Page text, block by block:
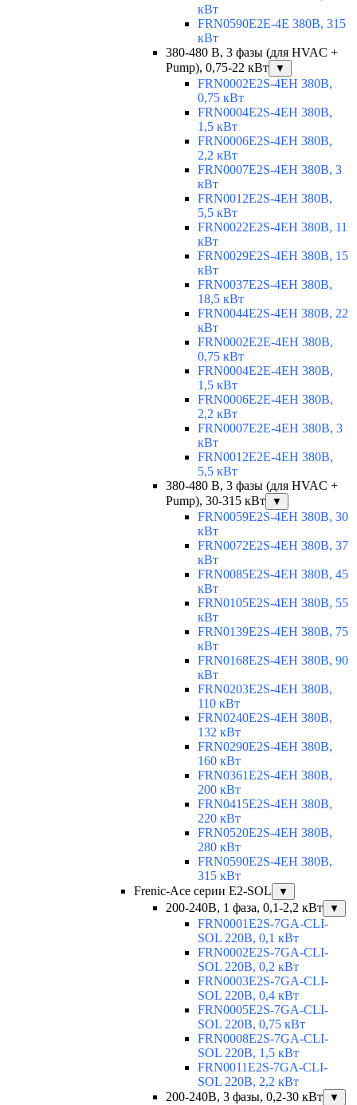
кВт
FRN0590E2E-4E 380В, 315
кВт
380-480 В, 3 фазы (для HVAC +
Pump), 0,75-22 кВт
▼
FRN0002E2S-4EH 380В,
0,75 кВт
FRN0004E2S-4EH 380В,
1,5 кВт
FRN0006E2S-4EH 380В,
2,2 кВт
FRN0007E2S-4EH 380В, 3
кВт
FRN0012E2S-4EH 380В,
5,5 кВт
FRN0022E2S-4EH 380В, 11
кВт
FRN0029E2S-4EH 380В, 15
кВт
FRN0037E2S-4EH 380В,
18,5 кВт
FRN0044E2S-4EH 380В, 22
кВт
FRN0002E2E-4EH 380В,
0,75 кВт
FRN0004E2E-4EH 380В,
1,5 кВт
FRN0006E2E-4EH 380В,
2,2 кВт
FRN0007E2E-4EH 380В, 3
кВт
FRN0012E2E-4EH 380В,
5,5 кВт
380-480 В, 3 фазы (для HVAC +
Pump), 30-315 кВт
▼
FRN0059E2S-4EH 380В, 30
кВт
FRN0072E2S-4EH 380В, 37
кВт
FRN0085E2S-4EH 380В, 45
кВт
FRN0105E2S-4EH 380В, 55
кВт
FRN0139E2S-4EH 380В, 75
кВт
FRN0168E2S-4EH 380В, 90
кВт
FRN0203E2S-4EH 380В,
110 кВт
FRN0240E2S-4EH 380В,
132 кВт
FRN0290E2S-4EH 380В,
160 кВт
FRN0361E2S-4EH 380В,
200 кВт
FRN0415E2S-4EH 380В,
220 кВт
FRN0520E2S-4EH 380В,
280 кВт
FRN0590E2S-4EH 380В,
315 кВт
Frenic-Ace серии E2-SOL
▼
200-240В, 1 фаза, 0,1-2,2 кВт ▼
FRN0001E2S-7GA-CLI-
SOL 220В, 0,1 кВт
FRN0002E2S-7GA-CLI-
SOL 220В, 0,2 кВт
FRN0003E2S-7GA-CLI-
SOL 220В, 0,4 кВт
FRN0005E2S-7GA-CLI-
SOL 220В, 0,75 кВт
FRN0008E2S-7GA-CLI-
SOL 220В, 1,5 кВт
FRN0011E2S-7GA-CLI-
SOL 220В, 2,2 кВт
200-240В, 3 фазы, 0,2-30 кВт
▼